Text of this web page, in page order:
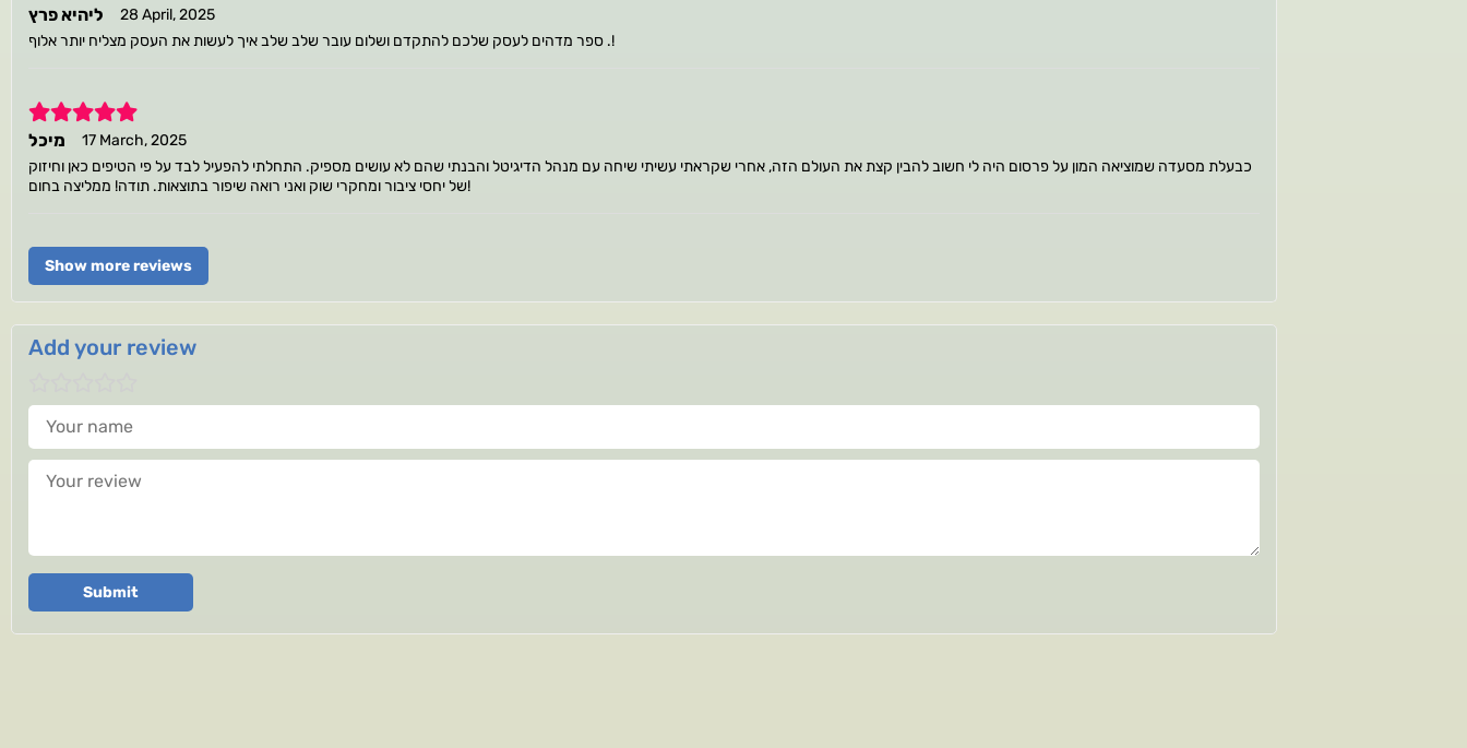
ליהיא פרץ
28 April, 2025
ספר מדהים לעסק שלכם להתקדם ושלום עובר שלב שלב איך לעשות את העסק מצליח יותר אלוף .!
5
מיכל
17 March, 2025
כבעלת מסעדה שמוציאה המון על פרסום היה לי חשוב להבין קצת את העולם הזה, אחרי שקראתי עשיתי שיחה עם מנהל הדיגיטל והבנתי שהם לא עושים מספיק. התחלתי להפעיל לבד על פי הטיפים כאן וחיזוק
של יחסי ציבור ומחקרי שוק ואני רואה שיפור בתוצאות. תודה! ממליצה בחום!
Show more reviews
Add your review
Your name
Your review
Submit